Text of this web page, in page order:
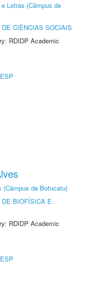
Letras (Câmpus de
DE CIÊNCIAS SOCIAIS
RDIDP Academic
de Botucatu)
DE BIOFÍSICA E
RDIDP Academic